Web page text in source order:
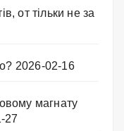
от тільки не за
2026-02-16
магнату
27